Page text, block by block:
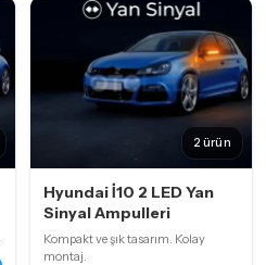
2 ürün
Hyundai İ10 2 LED Yan
Sinyal Ampulleri
Kompakt ve şık tasarım. Kolay
montaj.